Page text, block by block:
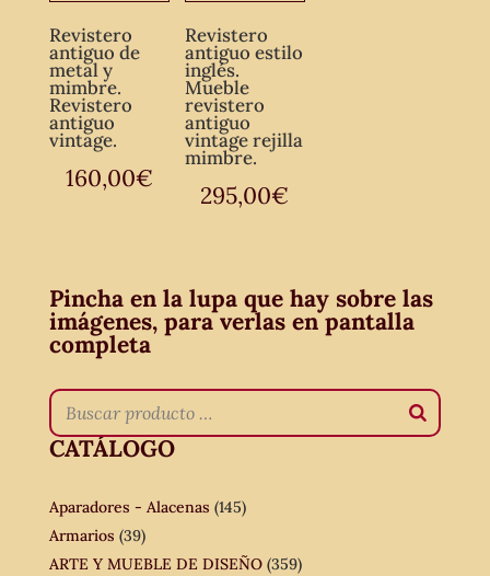
Revistero
antiguo de
metal y
mimbre.
Revistero
antiguo
vintage.
160,00€
Revistero
antiguo estilo
inglés.
Mueble
revistero
antiguo
vintage rejilla
mimbre.
295,00€
Pincha en la lupa que hay sobre las
imágenes, para verlas en pantalla
completa
CATÁLOGO
Aparadores - Alacenas (145)
Armarios (39)
ARTE Y MUEBLE DE DISEÑO (359)